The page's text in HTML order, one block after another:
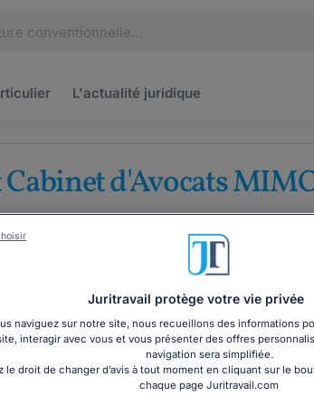
L'actualité juridique
d'Avocats
au barreau de Marseille
Droit du travail
COORDONNÉES
Juritravail protège votre vie privée
naviguez sur notre site, nous recueillons des informations
interagir avec vous et vous présenter des offres
navigation sera simplifiée.
le droit de changer d’avis à tout moment en cliquant sur le
chaque page Juritravail.com